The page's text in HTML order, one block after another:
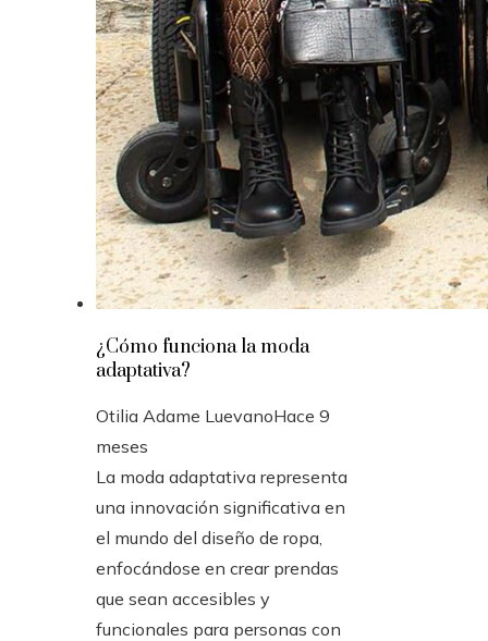
¿Cómo funciona la moda
adaptativa?
Otilia Adame LuevanoHace 9
meses
La moda adaptativa representa
una innovación significativa en
el mundo del diseño de ropa,
enfocándose en crear prendas
que sean accesibles y
funcionales para personas con